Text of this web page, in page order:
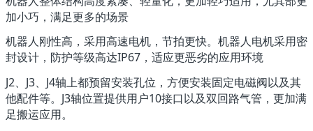
加小巧，满足更多的场景
机器人刚性高，采用高速电机，节拍更快。机器人电机采用密
封设计，防护等级高达IP67，适应更恶劣的应用环境
J2、J3、J4轴上都预留安装孔位，方便安装固定电磁阀以及其
他配件等。J3轴位置提供用户10接口以及双回路气管，更加满
足搬运应用。